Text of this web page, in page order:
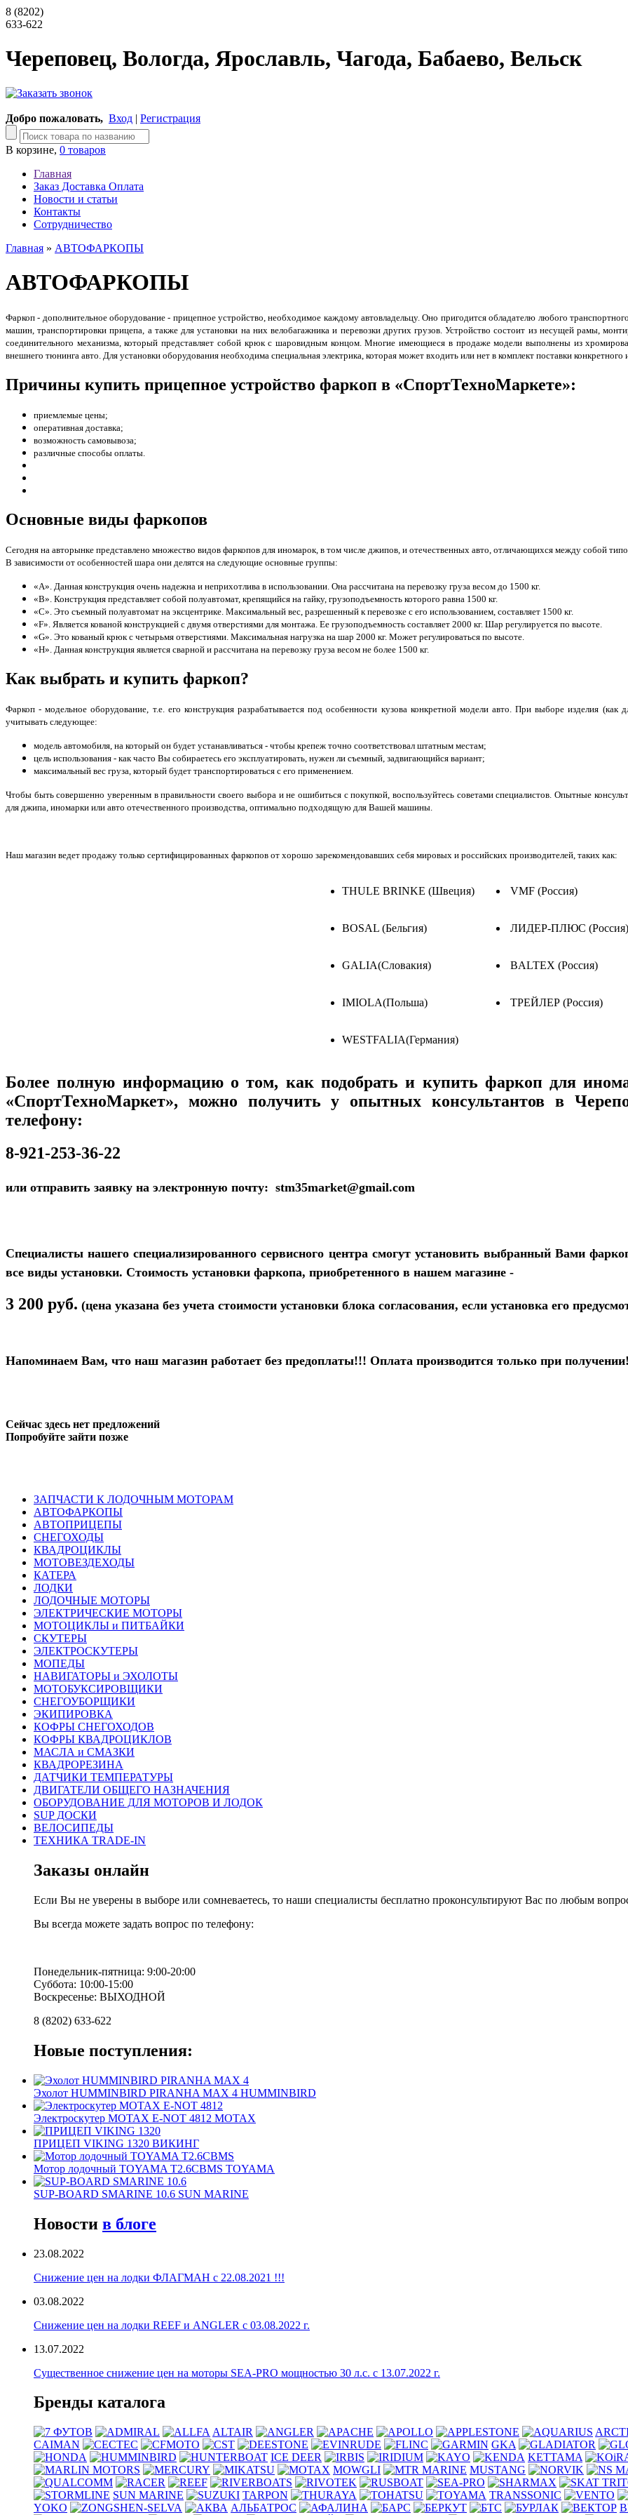
8 (8202)
633-622
Череповец, Вологда, Ярославль, Чагода, Бабаево, Вельск
Добро пожаловать, Вход | Регистрация
В корзине, 0 товаров
Главная
Заказ Доставка Оплата
Новости и статьи
Контакты
Сотрудничество
Главная » АВТОФАРКОПЫ
АВТОФАРКОПЫ
Фаркоп - дополнительное оборудование - прицепное устройство, необходимое каждому автовладельцу. Оно пригодится обладателю любого
машин, транспортировки прицепа, а также для установки на них велобагажника и перевозки других грузов. Устройство состоит из несущей рамы,
соединительного механизма, который представляет собой крюк с шаровидным концом. Многие имеющиеся в продаже модели выполнены из
внешнего тюнинга авто. Для установки оборудования необходима специальная электрика, которая может входить или нет в комплект поставки конкретного
Причины купить прицепное устройство фаркоп в «СпортТехноМаркете»:
приемлемые цены;
оперативная доставка;
возможность самовывоза;
различные способы оплаты.
Основные виды фаркопов
Сегодня на авторынке представлено множество видов фаркопов для иномарок, в том числе джипов, и отечественных авто, отличающихся между собой
В зависимости от особенностей шара они делятся на следующие основные группы:
«А». Данная конструкция очень надежна и неприхотлива в использовании. Она рассчитана на перевозку груза весом до 1500 кг.
«В». Конструкция представляет собой полуавтомат, крепящийся на гайку, грузоподъемность которого равна 1500 кг.
«С». Это съемный полуавтомат на эксцентрике. Максимальный вес, разрешенный к перевозке с его использованием, составляет 1500 кг.
«F». Является кованой конструкцией с двумя отверстиями для монтажа. Ее грузоподъемность составляет 2000 кг. Шар регулируется по высоте.
«G». Это кованый крюк с четырьмя отверстиями. Максимальная нагрузка на шар 2000 кг. Может регулироваться по высоте.
«H». Данная конструкция является сварной и рассчитана на перевозку груза весом не более 1500 кг.
Как выбрать и купить фаркоп?
Фаркоп - модельное оборудование, т.е. его конструкция разрабатывается под особенности кузова конкретной модели авто. При выборе изделия
учитывать следующее:
модель автомобиля, на который он будет устанавливаться - чтобы крепеж точно соответствовал штатным местам;
цель использования - как часто Вы собираетесь его эксплуатировать, нужен ли съемный, задвигающийся вариант;
максимальный вес груза, который будет транспортироваться с его применением.
Чтобы быть совершенно уверенным в правильности своего выбора и не ошибиться с покупкой, воспользуйтесь советами специалистов. Опытные
для джипа, иномарки или авто отечественного производства, оптимально подходящую для Вашей машины.
Наш магазин ведет продажу только сертифицированных фаркопов от хорошо зарекомендовавших себя мировых и российских производителей, таких как:
THULE BRINKE (Швеция) VMF (Россия)
BOSAL (Бельгия) ЛИДЕР-ПЛЮС (Россия)
GALIA(Словакия) BALTEX (Россия)
IMIOLA(Польша) ТРЕЙЛЕР (Россия)
WESTFALIA(Германия)
Более полную информацию о том, как подобрать и купить фаркоп для
«СпортТехноМаркет», можно получить у опытных консультантов в
телефону:
8-921-253-36-22
или отправить заявку на электронную почту: stm35market@gmail.com
Специалисты нашего специализированного сервисного центра смогут установить выбранный Вами
все виды установки. Стоимость установки фаркопа, приобретенного в нашем магазине -
3 200 руб. (цена указана без учета стоимости установки блока согласования, если установка его
Напоминаем Вам, что наш магазин работает без предоплаты!!! Оплата производится только при
Сейчас здесь нет предложений
Попробуйте зайти позже
ЗАПЧАСТИ К ЛОДОЧНЫМ МОТОРАМ
АВТОФАРКОПЫ
АВТОПРИЦЕПЫ
СНЕГОХОДЫ
КВАДРОЦИКЛЫ
МОТОВЕЗДЕХОДЫ
КАТЕРА
ЛОДКИ
ЛОДОЧНЫЕ МОТОРЫ
ЭЛЕКТРИЧЕСКИЕ МОТОРЫ
МОТОЦИКЛЫ и ПИТБАЙКИ
СКУТЕРЫ
ЭЛЕКТРОСКУТЕРЫ
МОПЕДЫ
НАВИГАТОРЫ и ЭХОЛОТЫ
МОТОБУКСИРОВЩИКИ
СНЕГОУБОРЩИКИ
ЭКИПИРОВКА
КОФРЫ СНЕГОХОДОВ
КОФРЫ КВАДРОЦИКЛОВ
МАСЛА и СМАЗКИ
КВАДРОРЕЗИНА
ДАТЧИКИ ТЕМПЕРАТУРЫ
ДВИГАТЕЛИ ОБЩЕГО НАЗНАЧЕНИЯ
ОБОРУДОВАНИЕ ДЛЯ МОТОРОВ И ЛОДОК
SUP ДОСКИ
ВЕЛОСИПЕДЫ
ТЕХНИКА TRADE-IN
Заказы онлайн
Если Вы не уверены в выборе или сомневаетесь, то наши специалисты бесплатно проконсультируют Вас по любым
Вы всегда можете задать вопрос по телефону:
Понедельник-пятница: 9:00-20:00
Суббота: 10:00-15:00
Воскресенье: ВЫХОДНОЙ
8 (8202) 633-622
Новые поступления:
Эхолот HUMMINBIRD PIRANHA MAX 4 HUMMINBIRD
Электроскутер MOTAX E-NOT 4812 MOTAX
ПРИЦЕП VIKING 1320 ВИКИНГ
Мотор лодочный TOYAMA T2.6CBMS TOYAMA
SUP-BOARD SMARINE 10.6 SUN MARINE
Новости в блоге
23.08.2022
Снижение цен на лодки ФЛАГМАН с 22.08.2021 !!!
03.08.2022
Снижение цен на лодки REEF и ANGLER с 03.08.2022 г.
13.07.2022
Существенное снижение цен на моторы SEA-PRO мощностью 30 л.с. с 13.07.2022 г.
Бренды каталога
ALTAIR
CAIMAN
GKA
ICE DEER
KETTAMA
MOWGLI
MUSTANG
SUN MARINE
TARPON
TRANSSONIC
YOKO
АЛЬБАТРОС